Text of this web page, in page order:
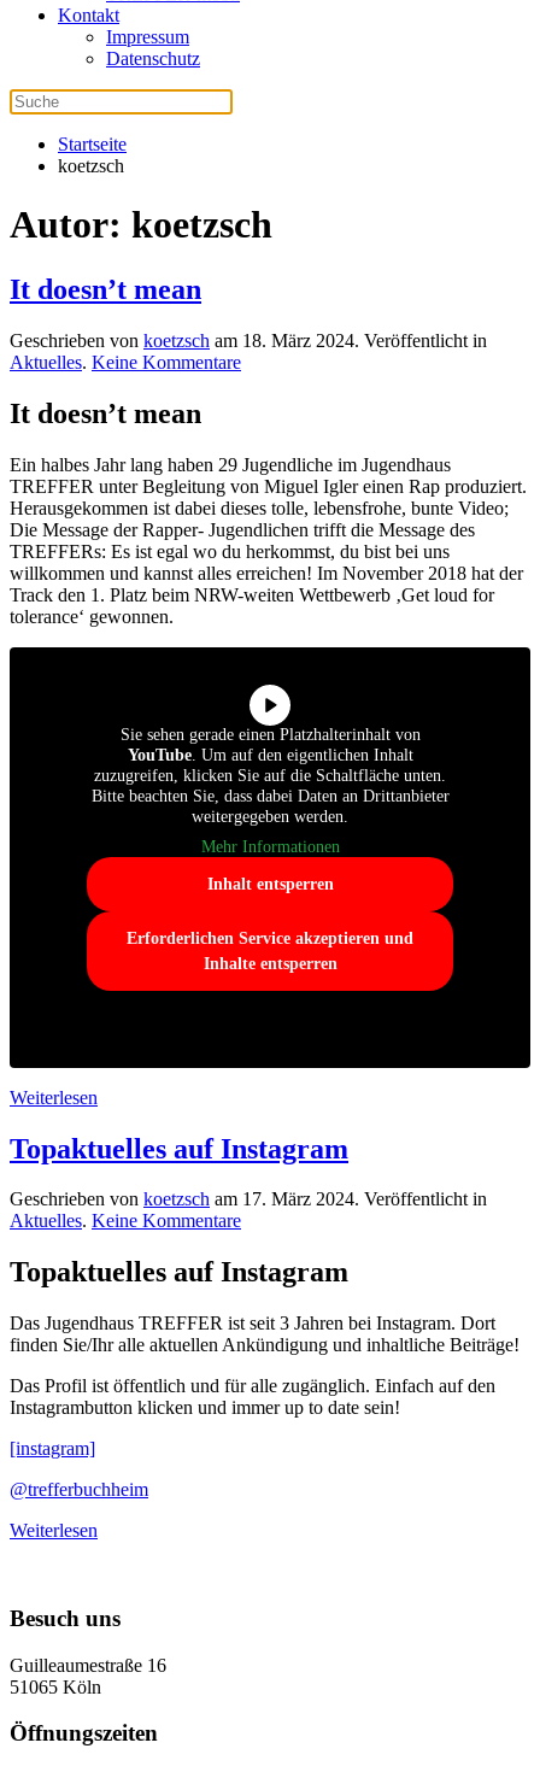
Kontakt
Impressum
Datenschutz
Startseite
koetzsch
Autor: koetzsch
It doesn’t mean
Geschrieben von koetzsch am 18. März 2024. Veröffentlicht in
Aktuelles. Keine Kommentarezu
It doesn’t mean
Ein halbes Jahr lang haben 29 Jugendliche im Jugendhaus
TREFFER unter Begleitung von Miguel Igler einen Rap produziert.
Herausgekommen ist dabei dieses tolle, lebensfrohe, bunte Video;
Die Message der Rapper- Jugendlichen trifft die Message des
TREFFERs: Es ist egal wo du herkommst, du bist bei uns
willkommen und kannst alles erreichen! Im November 2018 hat der
Track den 1. Platz beim NRW-weiten Wettbewerb ‚Get loud for
tolerance‘ gewonnen.
Sie sehen gerade einen Platzhalterinhalt von
YouTube. Um auf den eigentlichen Inhalt
zuzugreifen, klicken Sie auf die Schaltfläche unten.
Bitte beachten Sie, dass dabei Daten an Drittanbieter
weitergegeben werden.
Mehr Informationen
Inhalt entsperren
Erforderlichen Service akzeptieren und
Inhalte entsperren
Weiterlesen
Topaktuelles auf Instagram
Geschrieben von koetzsch am 17. März 2024. Veröffentlicht in
Aktuelles. Keine Kommentarezu
auf
Instagram
Topaktuelles auf Instagram
Das Jugendhaus TREFFER ist seit 3 Jahren bei Instagram. Dort
finden Sie/Ihr alle aktuellen Ankündigung und inhaltliche Beiträge!
Das Profil ist öffentlich und für alle zugänglich. Einfach auf den
Instagrambutton klicken und immer up to date sein!
[instagram]
@trefferbuchheim
Weiterlesen
Besuch uns
Guilleaumestraße 16
51065 Köln
Öffnungszeiten